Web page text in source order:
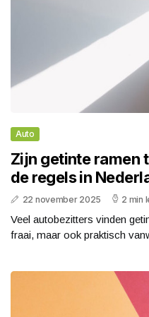
Auto
Zijn getinte ramen
de regels in
22 november 2025 2 min
Veel autobezitters vinden
fraai, maar ook praktisch